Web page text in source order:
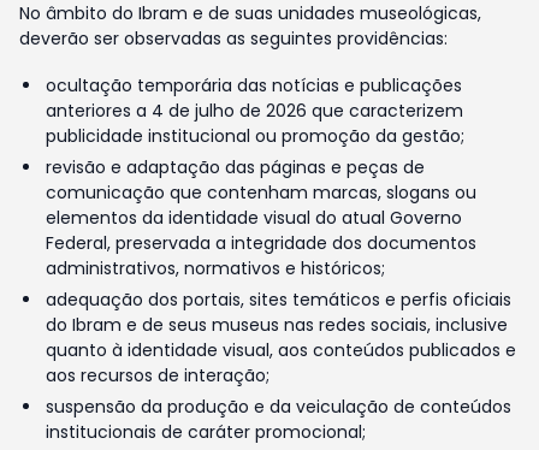
No âmbito do Ibram e de suas unidades museológicas,
deverão ser observadas as seguintes providências:
ocultação temporária das notícias e publicações
anteriores a 4 de julho de 2026 que caracterizem
publicidade institucional ou promoção da gestão;
revisão e adaptação das páginas e peças de
comunicação que contenham marcas, slogans ou
elementos da identidade visual do atual Governo
Federal, preservada a integridade dos documentos
administrativos, normativos e históricos;
adequação dos portais, sites temáticos e perfis oficiais
do Ibram e de seus museus nas redes sociais, inclusive
quanto à identidade visual, aos conteúdos publicados e
aos recursos de interação;
suspensão da produção e da veiculação de conteúdos
institucionais de caráter promocional;